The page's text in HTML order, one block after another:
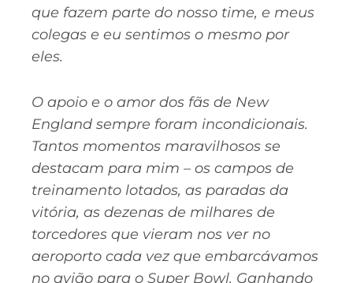
que fazem parte do nosso time, e meus
colegas e eu sentimos o mesmo por
eles.
O apoio e o amor dos fãs de New
England sempre foram incondicionais.
Tantos momentos maravilhosos se
destacam para mim – os campos de
treinamento lotados, as paradas da
vitória, as dezenas de milhares de
torcedores que vieram nos ver no
aeroporto cada vez que embarcávamos
no avião para o Super Bowl. Ganhando